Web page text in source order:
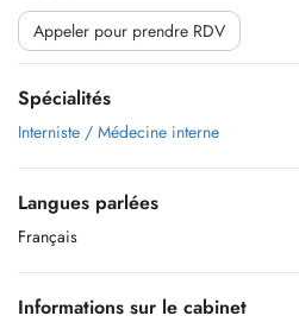
Appeler pour prendre RDV
Spécialités
Interniste / Médecine interne
Langues parlées
Français
Informations sur le cabinet